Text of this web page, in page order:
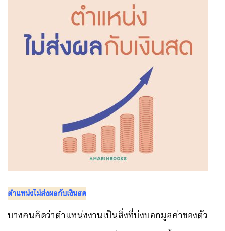
ตำแหน่งไม่ส่งผลกับเงินสด
บางคนคิดว่าตำแหน่งงานเป็นสิ่งที่บ่งบอกมูลค่าของตัว